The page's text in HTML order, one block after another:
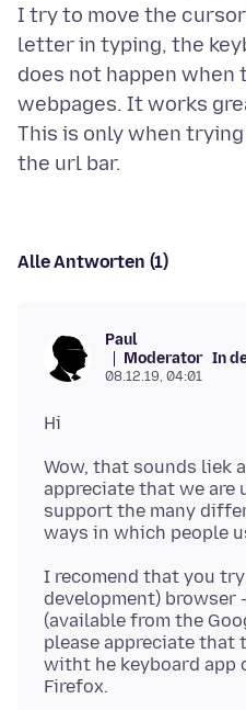
I try to move the
letter in typing, the
does not happen when
webpages. It works
This is only when
Alle Antworten (1)
Paul
Moderator In
08.12.19, 04:01
Wow, that sounds liek
appreciate that we are
support the many
I recomend that you
development) browser
(available from the
please appreciate that
witht he keyboard app